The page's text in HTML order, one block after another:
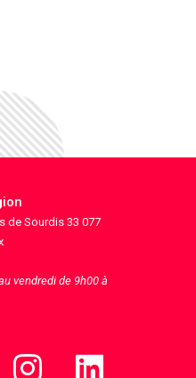
de Sourdis 33 077
vendredi de 9h00 à